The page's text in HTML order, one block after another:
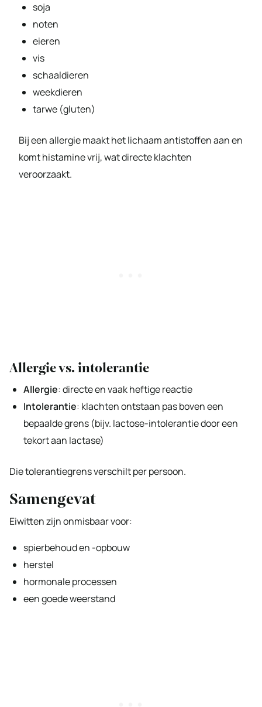
soja
noten
eieren
vis
schaaldieren
weekdieren
tarwe (gluten)
Bij een allergie maakt het lichaam antistoffen aan en
komt histamine vrij, wat directe klachten
veroorzaakt.
Allergie vs. intolerantie
Allergie: directe en vaak heftige reactie
Intolerantie: klachten ontstaan pas boven een
bepaalde grens (bijv. lactose-intolerantie door een
tekort aan lactase)
Die tolerantiegrens verschilt per persoon.
Samengevat
Eiwitten zijn onmisbaar voor:
spierbehoud en -opbouw
herstel
hormonale processen
een goede weerstand